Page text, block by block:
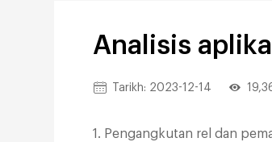
Analisis
Tarikh: 2023-12-14
1. Pengangkutan rel dan